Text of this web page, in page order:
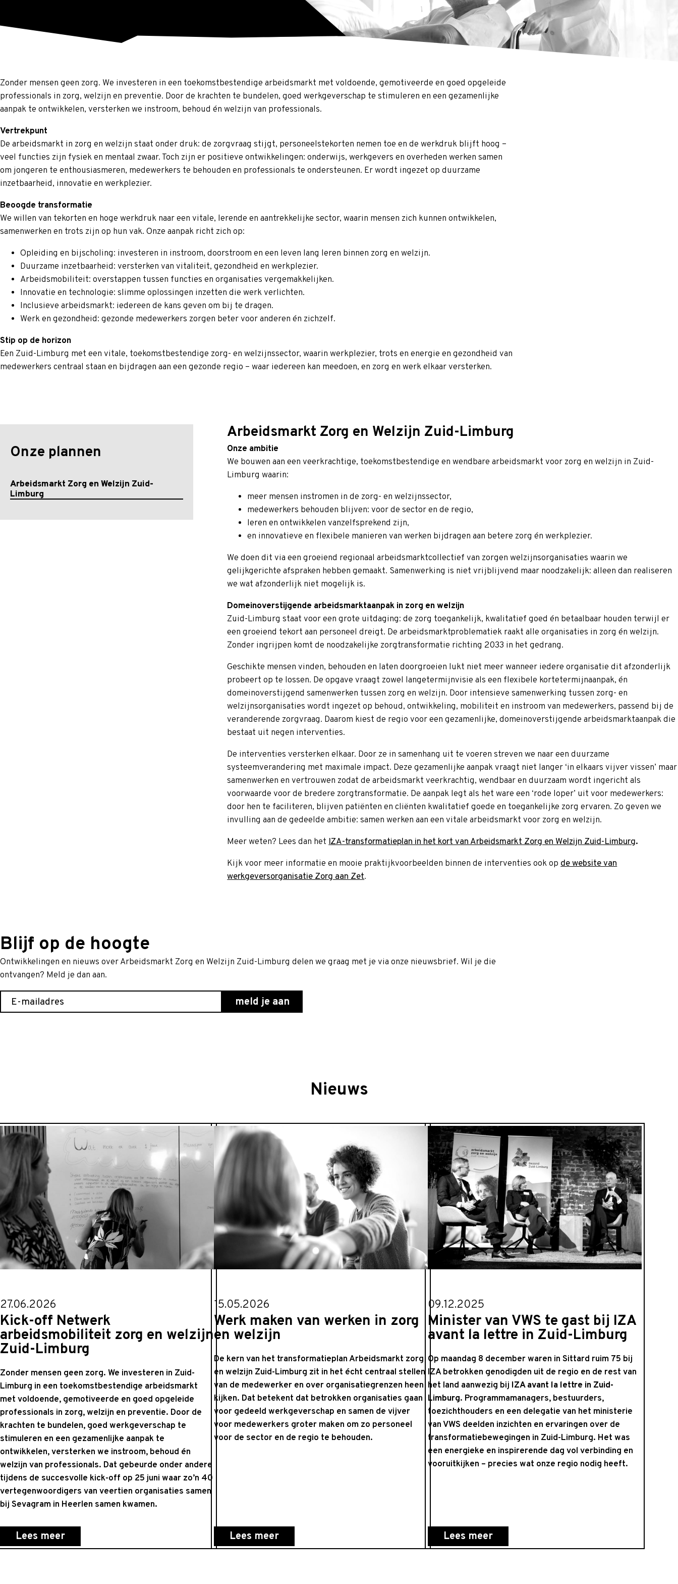
Zonder mensen geen zorg. We investeren in een toekomstbestendige arbeidsmarkt met voldoende, gemotiveerde en goed opgeleide
professionals in zorg, welzijn en preventie. Door de krachten te bundelen, goed werkgeverschap te stimuleren en een gezamenlijke
aanpak te ontwikkelen, versterken we instroom, behoud én welzijn van professionals.
Vertrekpunt
De arbeidsmarkt in zorg en welzijn staat onder druk: de zorgvraag stijgt, personeelstekorten nemen toe en de werkdruk blijft hoog –
veel functies zijn fysiek en mentaal zwaar. Toch zijn er positieve ontwikkelingen: onderwijs, werkgevers en overheden werken samen
om jongeren te enthousiasmeren, medewerkers te behouden en professionals te ondersteunen. Er wordt ingezet op duurzame
inzetbaarheid, innovatie en werkplezier.
Beoogde transformatie
We willen van tekorten en hoge werkdruk naar een vitale, lerende en aantrekkelijke sector, waarin mensen zich kunnen ontwikkelen,
samenwerken en trots zijn op hun vak. Onze aanpak richt zich op:
Opleiding en bijscholing: investeren in instroom, doorstroom en een leven lang leren binnen zorg en welzijn.
Duurzame inzetbaarheid: versterken van vitaliteit, gezondheid en werkplezier.
Arbeidsmobiliteit: overstappen tussen functies en organisaties vergemakkelijken.
Innovatie en technologie: slimme oplossingen inzetten die werk verlichten.
Inclusieve arbeidsmarkt: iedereen de kans geven om bij te dragen.
Werk en gezondheid: gezonde medewerkers zorgen beter voor anderen én zichzelf.
Stip op de horizon
Een Zuid-Limburg met een vitale, toekomstbestendige zorg- en welzijnssector, waarin werkplezier, trots en energie en gezondheid van
medewerkers centraal staan en bijdragen aan een gezonde regio – waar iedereen kan meedoen, en zorg en werk elkaar versterken.
Onze plannen
Arbeidsmarkt Zorg en Welzijn Zuid-
Limburg
Arbeidsmarkt Zorg en Welzijn Zuid-Limburg
Onze ambitie
We bouwen aan een veerkrachtige, toekomstbestendige en wendbare arbeidsmarkt voor zorg en welzijn in Zuid-
Limburg waarin:
meer mensen instromen in de zorg- en welzijnssector,
medewerkers behouden blijven: voor de sector en de regio,
leren en ontwikkelen vanzelfsprekend zijn,
en innovatieve en flexibele manieren van werken bijdragen aan betere zorg én werkplezier.
We doen dit via een groeiend regionaal arbeidsmarktcollectief van zorgen welzijnsorganisaties waarin we
gelijkgerichte afspraken hebben gemaakt. Samenwerking is niet vrijblijvend maar noodzakelijk: alleen dan realiseren
we wat afzonderlijk niet mogelijk is.
Domeinoverstijgende arbeidsmarktaanpak in zorg en welzijn
Zuid-Limburg staat voor een grote uitdaging: de zorg toegankelijk, kwalitatief goed én betaalbaar houden terwijl er
een groeiend tekort aan personeel dreigt. De arbeidsmarktproblematiek raakt alle organisaties in zorg én welzijn.
Zonder ingrijpen komt de noodzakelijke zorgtransformatie richting 2033 in het gedrang.
Geschikte mensen vinden, behouden en laten doorgroeien lukt niet meer wanneer iedere organisatie dit afzonderlijk
probeert op te lossen. De opgave vraagt zowel langetermijnvisie als een flexibele kortetermijnaanpak, én
domeinoverstijgend samenwerken tussen zorg en welzijn. Door intensieve samenwerking tussen zorg- en
welzijnsorganisaties wordt ingezet op behoud, ontwikkeling, mobiliteit en instroom van medewerkers, passend bij de
veranderende zorgvraag. Daarom kiest de regio voor een gezamenlijke, domeinoverstijgende arbeidsmarktaanpak die
bestaat uit negen interventies.
De interventies versterken elkaar. Door ze in samenhang uit te voeren streven we naar een duurzame
systeemverandering met maximale impact. Deze gezamenlijke aanpak vraagt niet langer ‘in elkaars vijver vissen’ maar
samenwerken en vertrouwen zodat de arbeidsmarkt veerkrachtig, wendbaar en duurzaam wordt ingericht als
voorwaarde voor de bredere zorgtransformatie. De aanpak legt als het ware een ‘rode loper’ uit voor medewerkers:
door hen te faciliteren, blijven patiënten en cliënten kwalitatief goede en toegankelijke zorg ervaren. Zo geven we
invulling aan de gedeelde ambitie: samen werken aan een vitale arbeidsmarkt voor zorg en welzijn.
Meer weten? Lees dan het IZA-transformatieplan in het kort van Arbeidsmarkt Zorg en Welzijn Zuid-Limburg.
Kijk voor meer informatie en mooie praktijkvoorbeelden binnen de interventies ook opde website van
werkgeversorganisatie Zorg aan Zet.
Blijf op de hoogte
Ontwikkelingen en nieuws over Arbeidsmarkt Zorg en Welzijn Zuid-Limburg delen we graag met je via onze nieuwsbrief. Wil je die
ontvangen? Meld je dan aan.
Nieuws
27.06.2026
Kick-off Netwerk
arbeidsmobiliteit zorg en welzijn
Zuid-Limburg
Zonder mensen geen zorg. We investeren in Zuid-
Limburg in een toekomstbestendige arbeidsmarkt
met voldoende, gemotiveerde en goed opgeleide
professionals in zorg, welzijn en preventie. Door de
krachten te bundelen, goed werkgeverschap te
stimuleren en een gezamenlijke aanpak te
ontwikkelen, versterken we instroom, behoud én
welzijn van professionals. Dat gebeurde onder andere
tijdens de succesvolle kick-off op 25 juni waar zo’n 40
vertegenwoordigers van veertien organisaties samen
bij Sevagram in Heerlen samen kwamen.
Lees meer
15.05.2026
Werk maken van werken in zorg
en welzijn
De kern van het transformatieplan Arbeidsmarkt zorg
en welzijn Zuid-Limburg zit in het écht centraal stellen
van de medewerker en over organisatiegrenzen heen
kijken. Dat betekent dat betrokken organisaties gaan
voor gedeeld werkgeverschap en samen de vijver
voor medewerkers groter maken om zo personeel
voor de sector en de regio te behouden.
Lees meer
09.12.2025
Minister van VWS te gast bij IZA
avant la lettre in Zuid-Limburg
Op maandag 8 december waren in Sittard ruim 75 bij
IZA betrokken genodigden uit de regio en de rest van
het land aanwezig bij IZA avant la lettre in Zuid-
Limburg. Programmamanagers, bestuurders,
toezichthouders en een delegatie van het ministerie
van VWS deelden inzichten en ervaringen over de
transformatiebewegingen in Zuid-Limburg. Het was
een energieke en inspirerende dag vol verbinding en
vooruitkijken – precies wat onze regio nodig heeft.
Lees meer